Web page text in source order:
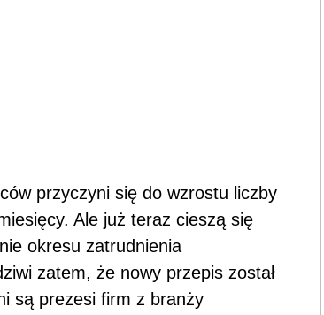
przyczyni się do wzrostu liczby
Ale już teraz cieszą się
okresu zatrudnienia
zatem, że nowy przepis został
są prezesi firm z branży